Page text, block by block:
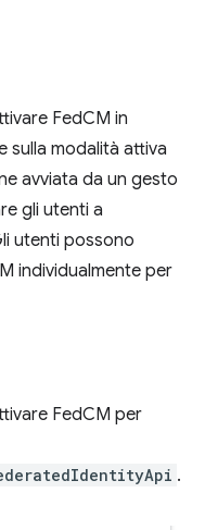
FedCM in
sulla modalità attiva
avviata da un gesto
gli utenti a
utenti possono
individualmente per
FedCM per
.